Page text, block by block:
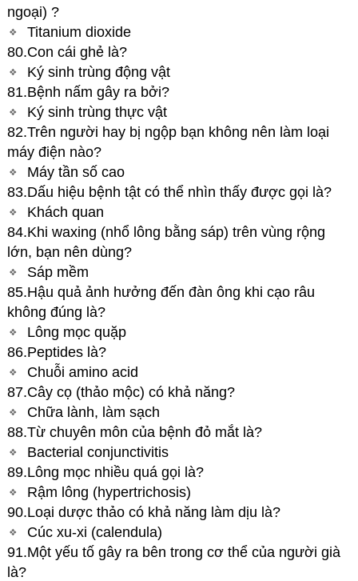
ngoại) ?
Titanium dioxide
80.Con cái ghẻ là?
Ký sinh trùng động vật
81.Bệnh nấm gây ra bởi?
Ký sinh trùng thực vật
82.Trên người hay bị ngộp bạn không nên làm loại
máy điện nào?
Máy tần số cao
83.Dấu hiệu bệnh tật có thể nhìn thấy được gọi là?
Khách quan
84.Khi waxing (nhổ lông bằng sáp) trên vùng rộng
lớn, bạn nên dùng?
Sáp mềm
85.Hậu quả ảnh hưởng đến đàn ông khi cạo râu
không đúng là?
Lông mọc quặp
86.Peptides là?
Chuỗi amino acid
87.Cây cọ (thảo mộc) có khả năng?
Chữa lành, làm sạch
88.Từ chuyên môn của bệnh đỏ mắt là?
Bacterial conjunctivitis
89.Lông mọc nhiều quá gọi là?
Rậm lông (hypertrichosis)
90.Loại dược thảo có khả năng làm dịu là?
Cúc xu-xi (calendula)
91.Một yếu tố gây ra bên trong cơ thể của người già
là?